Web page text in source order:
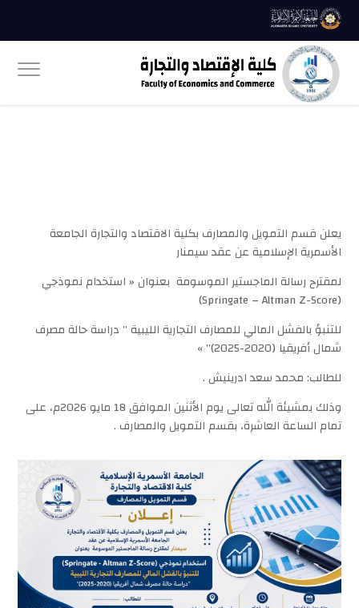
يعلن قسم التمويل والمصارف بكلية الاقتصاد والتجارة الجامعة
الأسمرية الإسلامية عن عقد سيمنار
لمقترح رسالة الماجستير الموسومة بعنوان « استخدام نموذجي
(Springate – Altman Z-Score)
للتنبؤ بالفشل المالي للمصارف التجارية الليبية ” دراسة حالة مصرف
شمال أفريقيا (2020-2025)” »
للطالب: محمد سعد ادرينيش .
وذلك بمشيئة الله تعالى يوم الأثنين الموافق 18 مايو 2026م، على
تمام الساعة العاشرة، بقسم التمويل والمصارف .